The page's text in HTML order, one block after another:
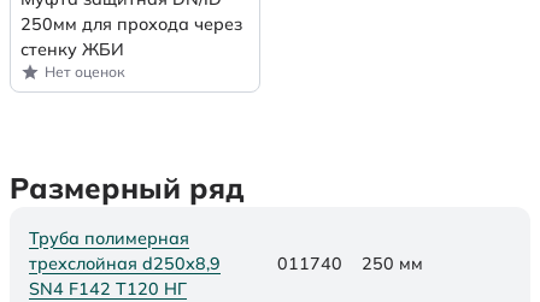
250мм для прохода через
стенку ЖБИ
Нет оценок
Размерный ряд
Труба полимерная
трехслойная d250х8,9
SN4 F142 Т120 НГ
011740 250 мм